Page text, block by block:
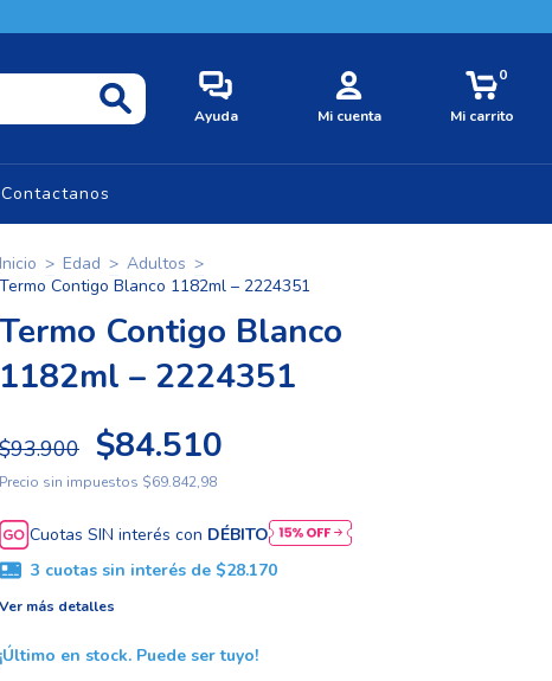
Ayuda Mi cuenta Mi carrito
0
Contactanos
Inicio > Edad > Adultos >
Termo Contigo Blanco 1182ml – 2224351
Termo Contigo Blanco
1182ml – 2224351
$93.900 $84.510
Precio sin impuestos $69.842,98
Cuotas SIN interés con DÉBITO
3 cuotas sin interés de $28.170
Ver más detalles
¡Último en stock. Puede ser tuyo!